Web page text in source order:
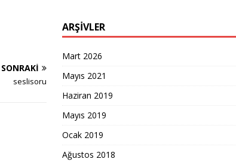
SONRAKI
seslisoru
ARŞIVLER
Mart 2026
Mayıs 2021
Haziran 2019
Mayıs 2019
Ocak 2019
Ağustos 2018